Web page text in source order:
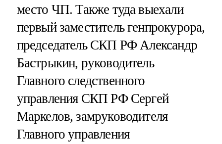
место ЧП. Также туда выехали
первый заместитель генпрокурора,
председатель СКП РФ Александр
Бастрыкин, руководитель
Главного следственного
управления СКП РФ Сергей
Маркелов, замруководителя
Главного управления